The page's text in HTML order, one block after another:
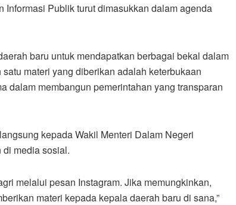
Informasi Publik turut dimasukkan dalam agenda
baru untuk mendapatkan berbagai bekal dalam
materi yang diberikan adalah keterbukaan
dalam membangun pemerintahan yang transparan
kepada Wakil Menteri Dalam Negeri
media sosial.
melalui pesan Instagram. Jika memungkinkan,
materi kepada kepala daerah baru di sana,”